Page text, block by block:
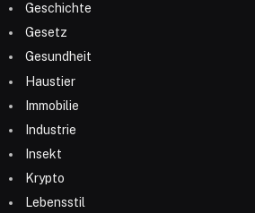
Geschichte
Gesetz
Gesundheit
Haustier
Immobilie
Industrie
Insekt
Krypto
Lebensstil